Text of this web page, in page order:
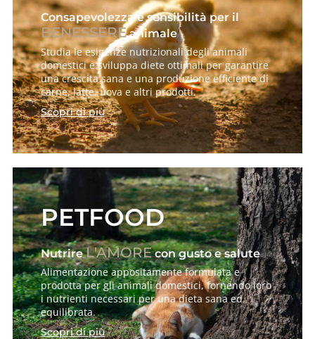
Consapevolezza e sensibilità per il
BENESSEREanimale
Studia le esigenze nutrizionali degli animali
domestici e sviluppa diete ottimali per garantire
una crescita sana e una produzione efficiente di
carne, latte, uova e altri prodotti.
Scopri di più
PETFOOD
NutrireL'AMOREcon gusto e salute
Alimentazione appositamente formulata e
prodotta per gli animali domestici, fornendo loro
i nutrienti necessari per una dieta sana ed
equilibrata.
Scopri di più